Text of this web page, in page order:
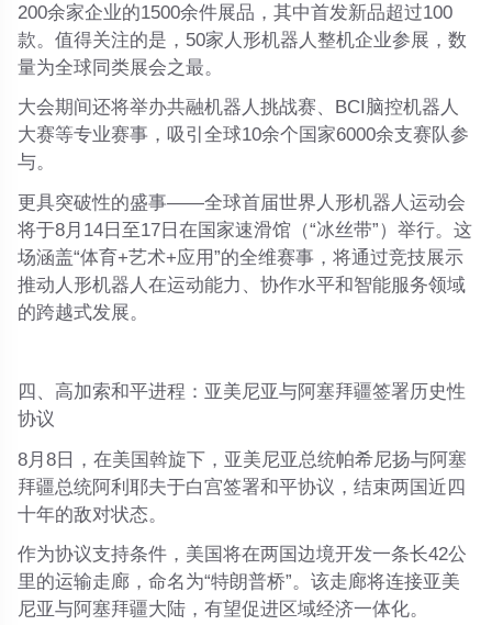
200余家企业的1500余件展品 ，其中首发新品超过100
款。值得关注的是， 50家人形机器人整机企业参展 ，数
量为全球同类展会之最。
大会期间还将举办共融机器人挑战赛、BCI脑控机器人
大赛等专业赛事，吸引全球10余个国家6000余支赛队参
与。
更具突破性的盛事——全球首届世界人形机器人运动会
将于8月14日至17日在国家速滑馆（“冰丝带”）举行。这
场涵盖“体育+艺术+应用”的全维赛事，将通过竞技展示
推动人形机器人在运动能力、协作水平和智能服务领域
的跨越式发展。
四、高加索和平进程：亚美尼亚与阿塞拜疆签署历史性
协议
8月8日，在美国斡旋下，亚美尼亚总统帕希尼扬与阿塞
拜疆总统阿利耶夫于白宫签署和平协议，结束两国近四
十年的敌对状态。
作为协议支持条件，美国将在两国边境开发一条长42公
里的运输走廊，命名为“特朗普桥”。该走廊将连接亚美
尼亚与阿塞拜疆大陆，有望促进区域经济一体化。